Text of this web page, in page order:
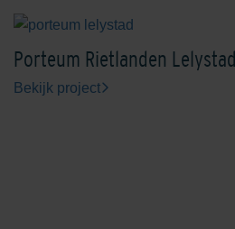
Engels Rood
Porteum Rietlanden Lelystad
Bekijk project